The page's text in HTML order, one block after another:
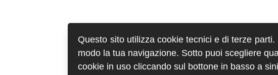
Questo sito utilizza cookie tecnici e di terze
modo la tua navigazione. Sotto puoi scegliere
cookie in uso cliccando sul bottone in basso a